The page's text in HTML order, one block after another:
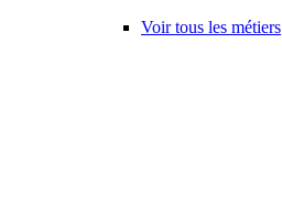
Voir tous les métiers